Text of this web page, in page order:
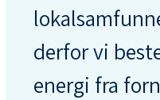
derfor vi
energi fra